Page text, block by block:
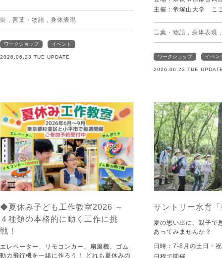
街 , 言葉・物語 , 身体表現
ワークショップ イベント
2026.06.23 TUE UPDATE
主催：帝塚山大学 こ
言葉・物語 , 身体表現
ワークショップ イベン
2026.06.23 TUE
◆夏休み子ども工作教室2026 ～
４種類の本格的に動く工作に挑
戦！
エレベーター、リモコンカー、扇風機、ゴム
動力飛行機を一緒に作ろう！ どれも夏休みの
サントリー水育
夏の思い出に、親子で
あってみませんか？
日時：7-8月の土日・